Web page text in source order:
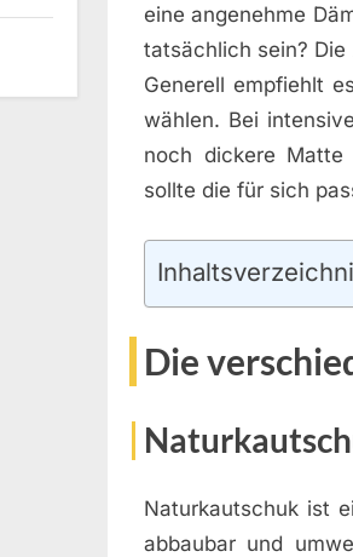
eine angenehme
tatsächlich sein?
Generell empfiehlt
wählen. Bei
noch dickere Matte
sollte die für sich
Die
Naturkautschuk ist
abbaubar und